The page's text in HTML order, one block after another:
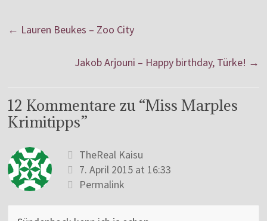
← Lauren Beukes – Zoo City
Jakob Arjouni – Happy birthday, Türke! →
12 Kommentare zu “Miss Marples
Krimitipps”
TheReal Kaisu
7. April 2015 at 16:33
Permalink